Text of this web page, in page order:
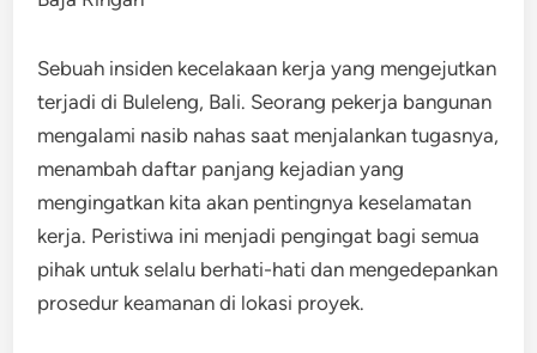
Sebuah insiden kecelakaan kerja yang mengejutkan
terjadi di Buleleng, Bali. Seorang pekerja bangunan
mengalami nasib nahas saat menjalankan tugasnya,
menambah daftar panjang kejadian yang
mengingatkan kita akan pentingnya keselamatan
kerja. Peristiwa ini menjadi pengingat bagi semua
pihak untuk selalu berhati-hati dan mengedepankan
prosedur keamanan di lokasi proyek.